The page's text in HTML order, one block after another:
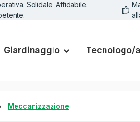
Solidale. Affidabile.
Giardinaggio Tecnologo/
Meccanizzazione